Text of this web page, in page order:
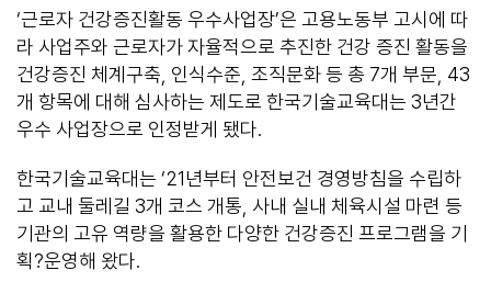
‘근로자 건강증진활동 우수사업장’은 고용노동부 고시에 따
라 사업주와 근로자가 자율적으로 추진한 건강 증진 활동을
건강증진 체계구축, 인식수준, 조직문화 등 총 7개 부문, 43
개 항목에 대해 심사하는 제도로 한국기술교육대는 3년간
우수 사업장으로 인정받게 됐다.
한국기술교육대는 ‘21년부터 안전보건 경영방침을 수립하
고 교내 둘레길 3개 코스 개통, 사내 실내 체육시설 마련 등
기관의 고유 역량을 활용한 다양한 건강증진 프로그램을 기
획?운영해 왔다.